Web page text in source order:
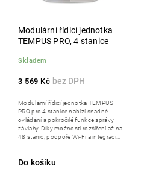
Modulární řídicí jednotka
TEMPUS PRO, 4 stanice
Skladem
3 569 Kč
Do košíku
Modulární řídicí jednotka TEMPUS
PRO pro 4 stanice nabízí snadné
ovládání a pokročilé funkce správy
závlahy. Díky možnosti rozšíření až na
48 stanic, podpoře Wi-Fi a integraci...